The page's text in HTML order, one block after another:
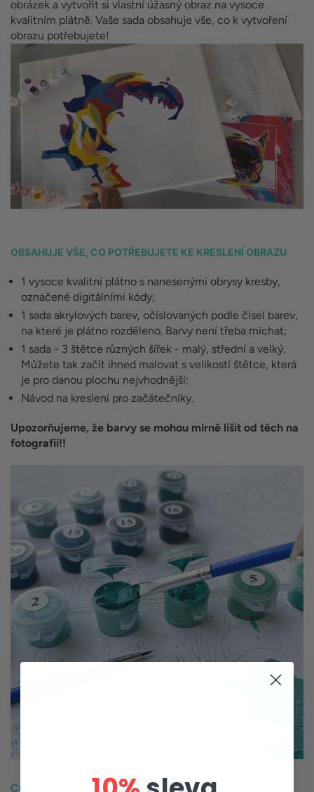
obrázek a vytvořit si vlastní úžasný obraz na vysoce
kvalitním plátně. Vaše sada obsahuje vše, co k vytvoření
obrazu potřebujete!
OBSAHUJE VŠE, CO POTŘEBUJETE KE KRESLENÍ OBRAZU
1 vysoce kvalitní plátno s nanesenými obrysy kresby,
označené digitálními kódy;
1 sada akrylových barev, očíslovaných podle čísel barev,
na které je plátno rozděleno. Barvy není třeba míchat;
1 sada - 3 štětce různých šířek - malý, střední a velký.
Můžete tak začít ihned malovat s velikostí štětce, která
je pro danou plochu nejvhodnější;
Návod na kreslení pro začátečníky.
Upozorňujeme, že barvy se mohou mírně lišit od těch na
fotografii!!
CO JE TO OBRAZ PODLE ČÍSLA?